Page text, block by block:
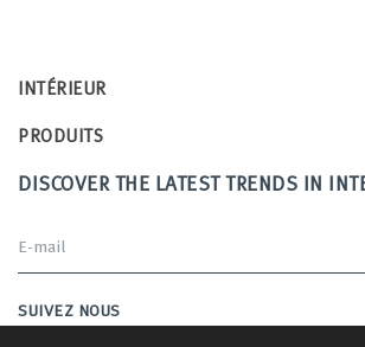
INTÉRIEUR
PRODUITS
DISCOVER THE LATEST TRENDS IN
SUIVEZ NOUS